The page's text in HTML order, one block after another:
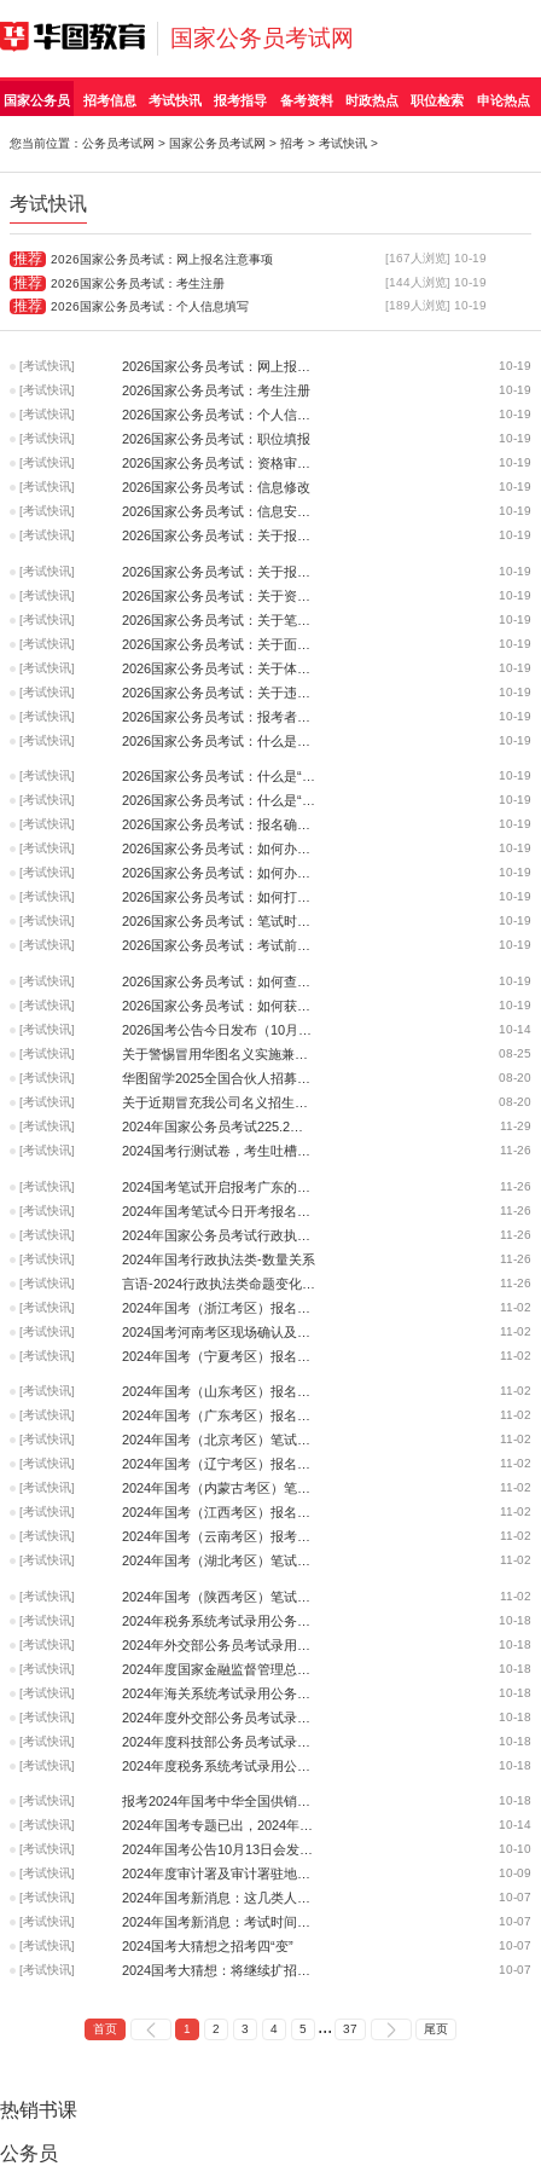
国家公务员考试网
国家公务员 招考信息 考试快讯 报考指导 备考资料 时政热点 职位检索 申论热点
您当前位置： 公务员考试网 > 国家公务员考试网 > 招考 > 考试快讯 >
考试快讯
推荐 2026国家公务员考试：网上报名注意事项 [167人浏览] 10-19
推荐 2026国家公务员考试：考生注册 [144人浏览] 10-19
推荐 2026国家公务员考试：个人信息填写 [189人浏览] 10-19
10-19
[考试快讯]
10-19
[考试快讯] 2026国家公务员考试：考生注册
10-19
[考试快讯]
10-19
[考试快讯] 2026国家公务员考试：职位填报
10-19
[考试快讯]
10-19
[考试快讯] 2026国家公务员考试：信息修改
10-19
[考试快讯]
10-19
[考试快讯]
10-19
[考试快讯]
10-19
[考试快讯]
10-19
[考试快讯]
10-19
[考试快讯]
10-19
[考试快讯]
10-19
[考试快讯]
10-19
[考试快讯]
10-19
[考试快讯]
10-19
[考试快讯]
10-19
[考试快讯]
10-19
[考试快讯]
10-19
[考试快讯]
10-19
[考试快讯]
10-19
[考试快讯]
10-19
[考试快讯]
10-19
[考试快讯]
10-19
[考试快讯]
10-19
[考试快讯]
10-14
[考试快讯]
08-25
[考试快讯]
08-20
[考试快讯]
08-20
[考试快讯]
11-29
[考试快讯]
11-26
[考试快讯]
11-26
[考试快讯]
11-26
[考试快讯]
11-26
[考试快讯]
11-26
[考试快讯] 2024年国考行政执法类-数量关系
11-26
[考试快讯]
11-02
[考试快讯]
11-02
[考试快讯]
11-02
[考试快讯]
11-02
[考试快讯]
11-02
[考试快讯]
11-02
[考试快讯]
11-02
[考试快讯]
11-02
[考试快讯]
11-02
[考试快讯]
11-02
[考试快讯]
11-02
[考试快讯]
11-02
[考试快讯]
10-18
[考试快讯]
10-18
[考试快讯]
10-18
[考试快讯]
10-18
[考试快讯]
10-18
[考试快讯]
10-18
[考试快讯]
10-18
[考试快讯]
10-18
[考试快讯]
10-14
[考试快讯]
10-10
[考试快讯]
10-09
[考试快讯]
10-07
[考试快讯]
10-07
[考试快讯]
10-07
[考试快讯] 2024国考大猜想之招考四“变”
10-07
[考试快讯]
首页 1 2 3 4 5 ... 37 尾页
热销书课
公务员